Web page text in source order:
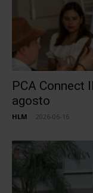
PCA Connect
agosto
HLM 2026-06-16